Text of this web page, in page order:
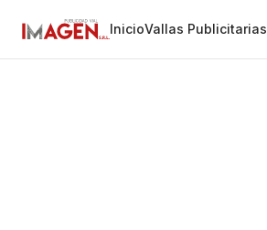
InicioVallas Publicitarias